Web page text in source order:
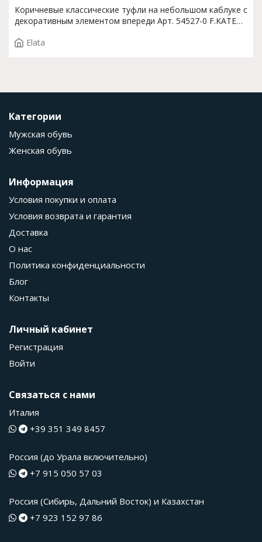
Коричневые классические туфли на небольшом каблуке с
декоративным элементом впереди Арт. 54527-0 F.KATE
Elata
Категории
Мужская обувь
Женская обувь
Информация
Условия покупки и оплата
Условия возврата и гарантия
Доставка
О нас
Политика конфиденциальности
Блог
Контакты
Личный кабинет
Регистрация
Войти
Связаться с нами
Италия
+39 351 349 8457
Россия (до Урала включительно)
+7 915 050 57 03
Россия (Сибирь, Дальний Восток) и Казахстан
+7 923 152 97 86